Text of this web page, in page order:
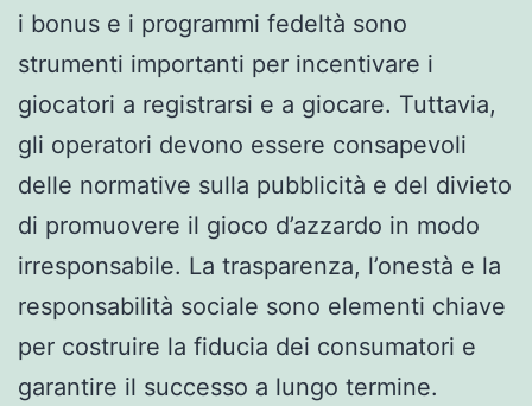
i bonus e i programmi fedeltà sono
strumenti importanti per incentivare i
giocatori a registrarsi e a giocare. Tuttavia,
gli operatori devono essere consapevoli
delle normative sulla pubblicità e del divieto
di promuovere il gioco d’azzardo in modo
irresponsabile. La trasparenza, l’onestà e la
responsabilità sociale sono elementi chiave
per costruire la fiducia dei consumatori e
garantire il successo a lungo termine.